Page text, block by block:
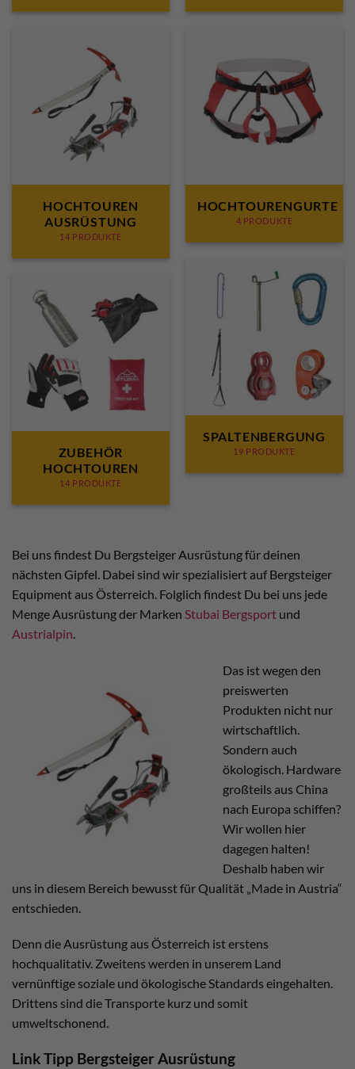
HOCHTOUREN
AUSRÜSTUNG
14 PRODUKTE
HOCHTOURENGURTE
4 PRODUKTE
SPALTENBERGUNG
19 PRODUKTE
ZUBEHÖR
HOCHTOUREN
14 PRODUKTE
Bei uns findest Du Bergsteiger Ausrüstung für deinen
nächsten Gipfel. Dabei sind wir spezialisiert auf Bergsteiger
Equipment aus Österreich. Folglich findest Du bei uns jede
Menge Ausrüstung der Marken Stubai Bergsport und
Austrialpin.
Das ist wegen den
preiswerten
Produkten nicht nur
wirtschaftlich.
Sondern auch
ökologisch. Hardware
großteils aus China
nach Europa schiffen?
Wir wollen hier
dagegen halten!
Deshalb haben wir
uns in diesem Bereich bewusst für Qualität „Made in Austria“
entschieden.
Denn die Ausrüstung aus Österreich ist erstens
hochqualitativ. Zweitens werden in unserem Land
vernünftige soziale und ökologische Standards eingehalten.
Drittens sind die Transporte kurz und somit
umweltschonend.
Link Tipp Bergsteiger Ausrüstung